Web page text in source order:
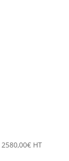
2580,00€ HT